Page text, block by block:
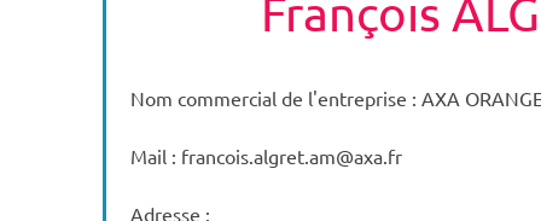
François
Nom commercial de l'entreprise : AXA
Mail : francois.algret.am@axa.fr
Adresse :